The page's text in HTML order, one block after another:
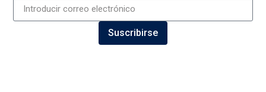
Suscribirse